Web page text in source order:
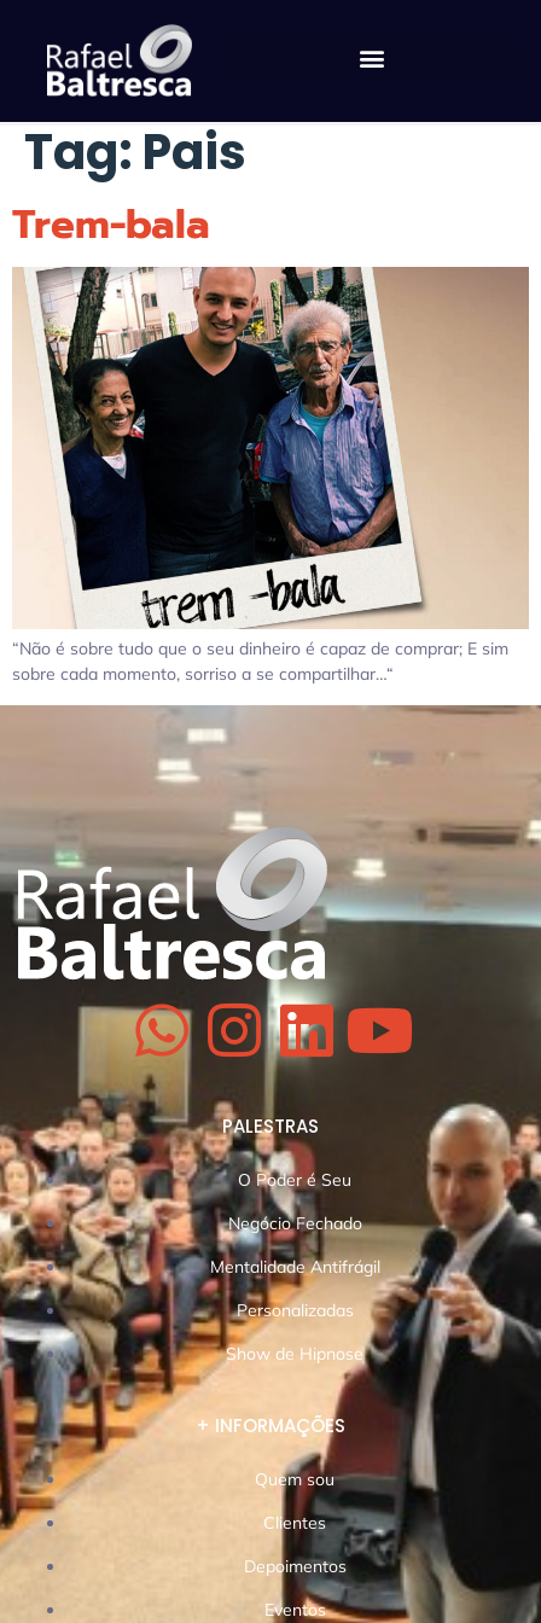
Tag: Pais
Trem-bala
“Não é sobre tudo que o seu dinheiro é capaz de comprar; E sim
sobre cada momento, sorriso a se compartilhar…“
PALESTRAS
O Poder é Seu
Negócio Fechado
Mentalidade Antifrágil
Personalizadas
Show de Hipnose
+ INFORMAÇÕES
Quem sou
Clientes
Depoimentos
Eventos